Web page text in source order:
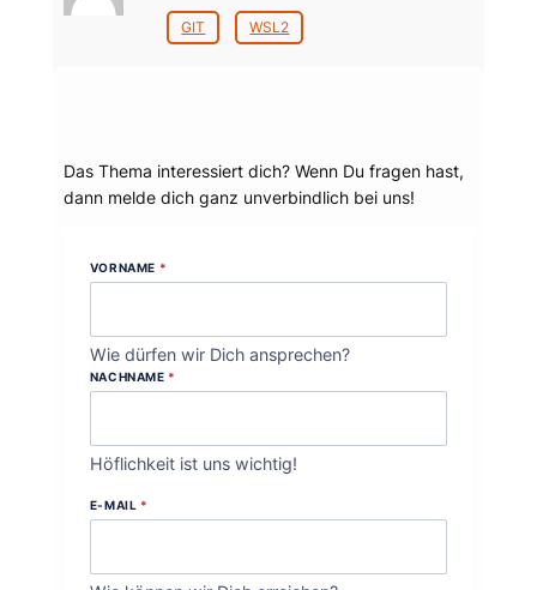
GIT WSL2
Das Thema interessiert dich? Wenn Du fragen hast,
dann melde dich ganz unverbindlich bei uns!
VORNAME *
Wie dürfen wir Dich ansprechen?
NACHNAME *
Höflichkeit ist uns wichtig!
E-MAIL *